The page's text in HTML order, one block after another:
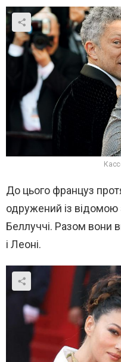
До цього француз
одружений із
Беллуччі. Разом вони
і Леоні.